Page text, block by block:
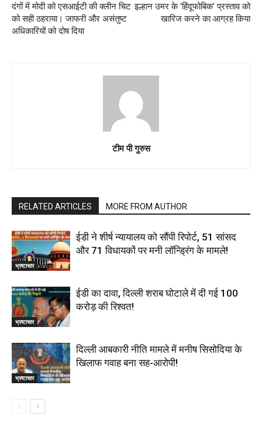
दंगों में मोदी को एसआईटी की क्लीन चिट
को सही ठहराया। जाफरी और असंतुष्ट
अधिकारियों को दोष दिया
इल्हान उमर के ‘हिंदूफोबिक’ प्रस्ताव को
खारिज करने का आग्रह किया
टीम पी गुरुस
RELATED ARTICLES MORE FROM AUTHOR
भ्रष्टाचार
ईडी ने शीर्ष न्यायालय को सौंपी रिपोर्ट, 51 सांसद
और 71 विधायकों पर मनी लॉन्ड्रिंग के मामले!
भ्रष्टाचार
ईडी का दावा, दिल्ली शराब घोटाले में दी गई ₹100
करोड़ की रिश्वत!
भ्रष्टाचार
दिल्‍ली आबकारी नीति मामले में मनीष सिसोदिया के
खिलाफ गवाह बना सह-आरोपी!